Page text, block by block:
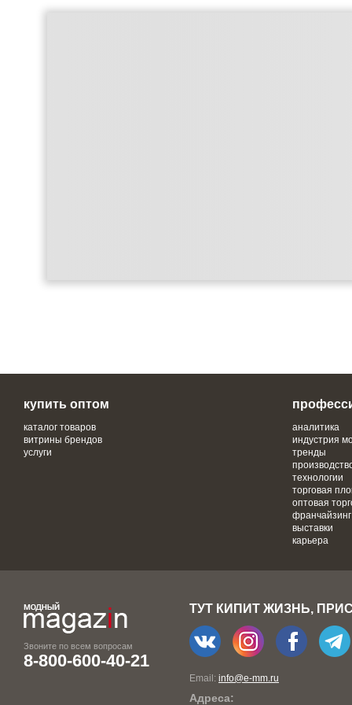
купить оптом
каталог товаров
витрины брендов
услуги
аналитика
индустрия
тренды
технологии
торговая
оптовая
франчайзинг
выставки
карьера
Звоните по всем вопросам
8-800-600-40-21
ТУТ КИПИТ ЖИЗНЬ,
Email: info@e-mm.ru
Адреса: